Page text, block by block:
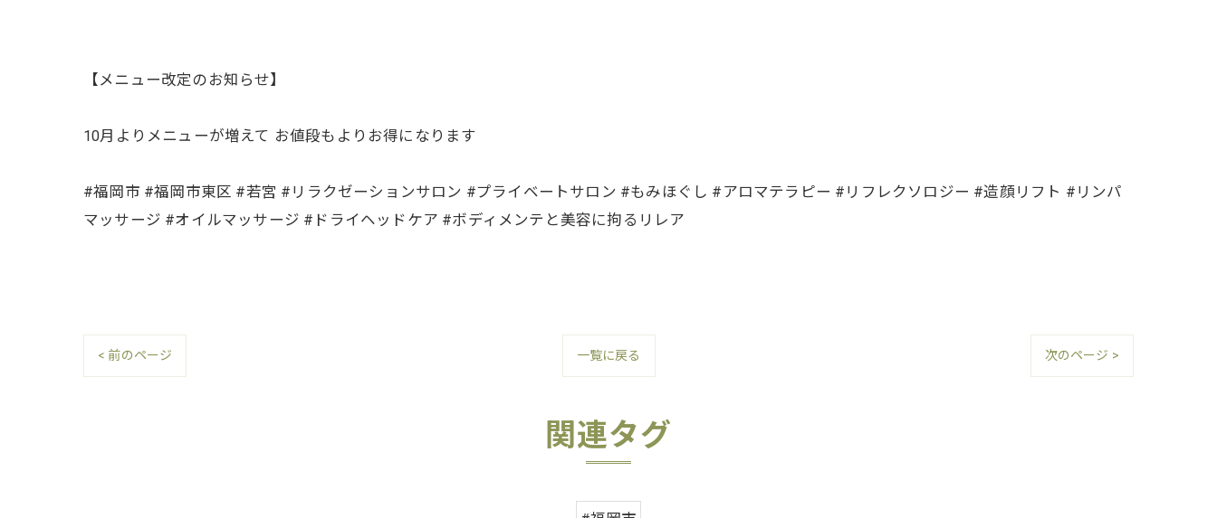
【メニュー改定のお知らせ】
10月よりメニューが増えて お値段もよりお得になります
#福岡市 #福岡市東区 #若宮 #リラクゼーションサロン #プライベートサロン #もみほぐし #アロマテラピー #リフレクソロジー #造顔リフト #リンパ
マッサージ #オイルマッサージ #ドライヘッドケア #ボディメンテと美容に拘るリレア
< 前のページ 一覧に戻る 次のページ >
関連タグ